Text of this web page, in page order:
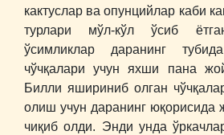
кактуслар ва опунцийлар каби
турлари мўл-кўл ўсиб
ўсимликлар даранинг
чўчқалари учун яхши пана
Билли яшириниб олган
олиш учун даранинг юқорисида
чиқиб олди. Энди унда